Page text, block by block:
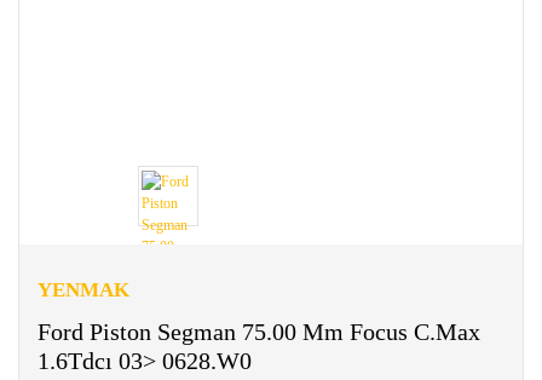
YENMAK
Ford Piston Segman 75.00 Mm Focus C.Max
1.6Tdcı 03> 0628.W0